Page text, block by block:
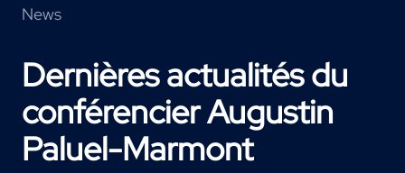
News
Dernières actualités du
conférencier Augustin
Paluel-Marmont